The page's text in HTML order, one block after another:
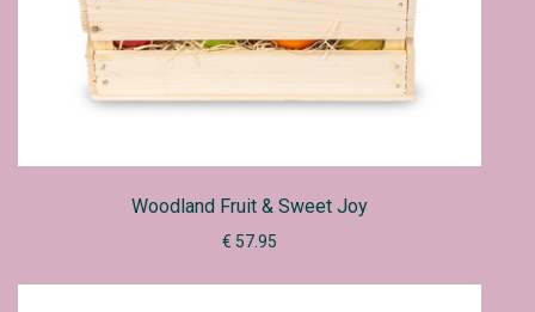
Woodland Fruit & Sweet Joy
€ 57.95